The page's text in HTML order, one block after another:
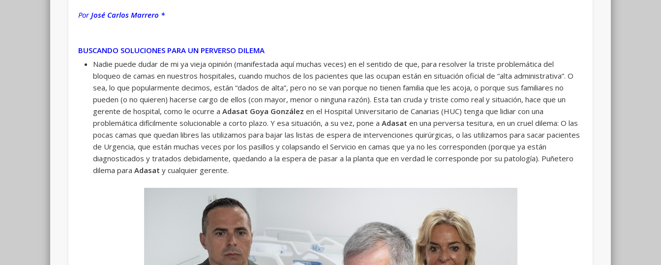
Por José Carlos Marrero *
BUSCANDO SOLUCIONES PARA UN PERVERSO DILEMA
Nadie puede dudar de mi ya vieja opinión (manifestada aquí muchas veces) en el sentido de que, para resolver la triste problemática del
bloqueo de camas en nuestros hospitales, cuando muchos de los pacientes que las ocupan están en situación oficial de “alta administrativa”. O
sea, lo que popularmente decimos, están “dados de alta”, pero no se van porque no tienen familia que les acoja, o porque sus familiares no
pueden (o no quieren) hacerse cargo de ellos (con mayor, menor o ninguna razón). Esta tan cruda y triste como real y situación, hace que un
gerente de hospital, como le ocurre a Adasat Goya González en el Hospital Universitario de Canarias (HUC) tenga que lidiar con una
problemática difícilmente solucionable a corto plazo. Y esa situación, a su vez, pone a Adasat en una perversa tesitura, en un cruel dilema: O las
pocas camas que quedan libres las utilizamos para bajar las listas de espera de intervenciones quirúrgicas, o las utilizamos para sacar pacientes
de Urgencia, que están muchas veces por los pasillos y colapsando el Servicio en camas que ya no les corresponden (porque ya están
diagnosticados y tratados debidamente, quedando a la espera de pasar a la planta que en verdad le corresponde por su patología). Puñetero
dilema para Adasat y cualquier gerente.